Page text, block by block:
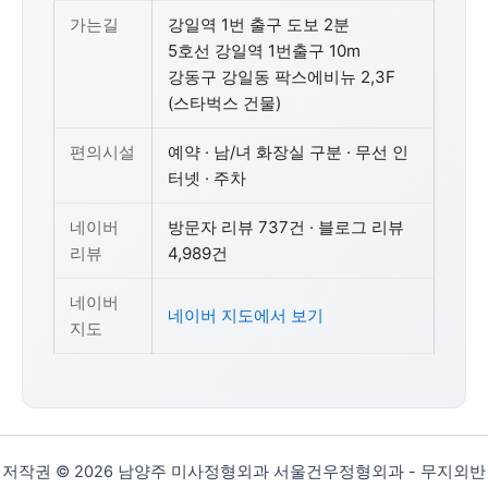
가는길
강일역 1번 출구 도보 2분
5호선 강일역 1번출구 10m
강동구 강일동 팍스에비뉴 2,3F
(스타벅스 건물)
편의시설
예약 · 남/녀 화장실 구분 · 무선 인
터넷 · 주차
네이버
리뷰
방문자 리뷰 737건 · 블로그 리뷰
4,989건
네이버
지도
네이버 지도에서 보기
저작권 © 2026 남양주 미사정형외과 서울건우정형외과 - 무지외반